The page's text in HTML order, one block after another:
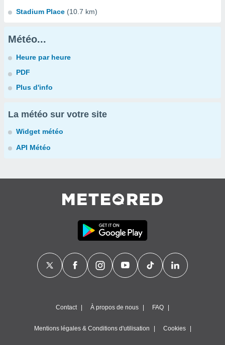
Stadium Place (10.7 km)
Météo...
Heure par heure
PDF
Plus d'info
La météo sur votre site
Widget météo
API Météo
Contact À propos de nous FAQ
Mentions légales & Conditions d'utilisation Cookies